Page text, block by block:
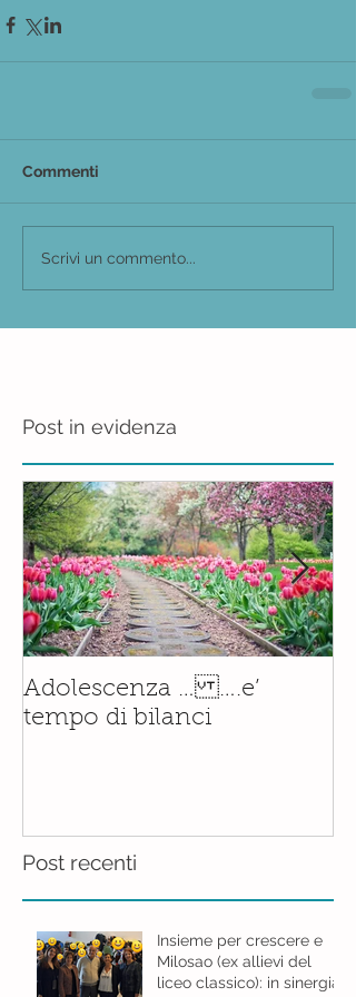
Commenti
Scrivi un commento...
Post in evidenza
Adolescenza … ….e’
tempo di bilanci
Post recenti
Insieme per crescere e
Milosao (ex allievi del
liceo classico): in sinergia